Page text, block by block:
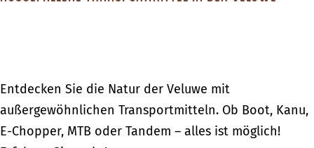
w
e
g
k
e
i
A
u
s
Entdecken Sie die Natur der Veluwe mit
außergewöhnlichen Transportmitteln. Ob Boot, Kanu,
E-Chopper, MTB oder Tandem – alles ist möglich!